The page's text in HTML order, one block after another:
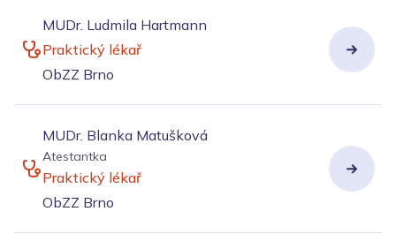
MUDr. Ludmila Hartmann
Praktický lékař
ObZZ Brno
MUDr. Blanka Matušková
Atestantka
Praktický lékař
ObZZ Brno